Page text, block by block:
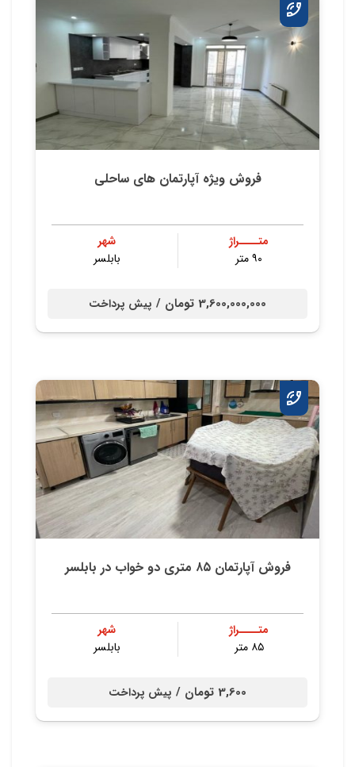
فروش ویژه آپارتمان های ساحلی
متــــراژ
۹۰ متر
شهر
بابلسر
3,600,000,000 تومان / پیش پرداخت
فروش آپارتمان ۸۵ متری دو خواب در بابلسر
متــــراژ
۸۵ متر
شهر
بابلسر
3,600 تومان / پیش پرداخت